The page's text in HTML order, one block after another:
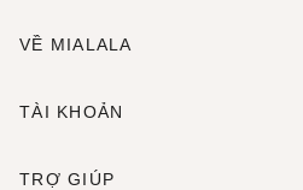
VỀ MIALALA
TÀI KHOẢN
TRỢ GIÚP